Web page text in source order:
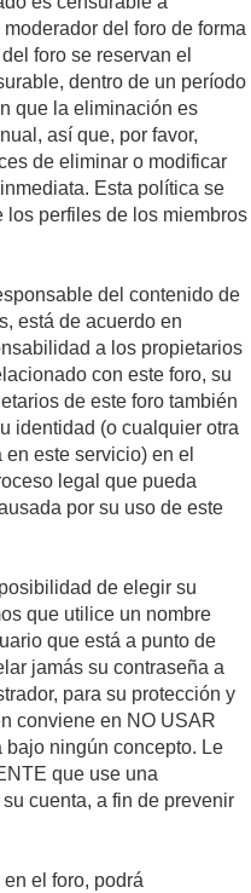
del foro de forma
foro se reservan el
dentro de un período
que la eliminación es
así que, por favor,
de eliminar o modificar
Esta política se
perfiles de los miembros
del contenido de
está de acuerdo en
a los propietarios
con este foro, su
de este foro también
identidad (o cualquier otra
este servicio) en el
legal que pueda
por su uso de este
de elegir su
que utilice un nombre
que está a punto de
jamás su contraseña a
para su protección y
conviene en NO USAR
bajo ningún concepto. Le
que use una
cuenta, a fin de prevenir
el foro, podrá